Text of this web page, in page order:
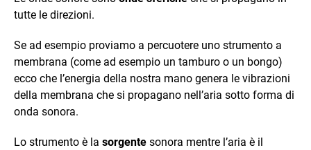
tutte le direzioni.
Se ad esempio proviamo a percuotere uno strumento a
membrana (come ad esempio un tamburo o un bongo)
ecco che l’energia della nostra mano genera le vibrazioni
della membrana che si propagano nell’aria sotto forma di
onda sonora.
Lo strumento è la sorgente sonora mentre l’aria è il